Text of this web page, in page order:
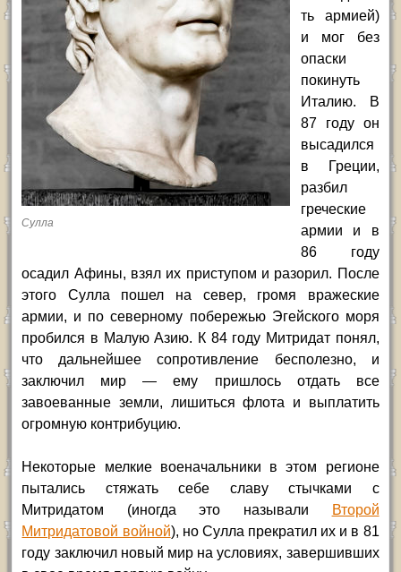
Сулла
ть армией)
и мог без
опаски
покинуть
Италию. В
87 году он
высадился
в Греции,
разбил
греческие
армии и в
86 году
осадил Афины, взял их приступом и разорил. После
этого Сулла пошел на север, громя вражеские
армии, и по северному побережью Эгейского моря
пробился в Малую Азию. К 84 году Митридат понял,
что дальнейшее сопротивление бесполезно, и
заключил мир — ему пришлось отдать все
завоеванные земли, лишиться флота и выплатить
огромную контрибуцию.
Некоторые мелкие военачальники в этом регионе
пытались стяжать себе славу стычками с
Митридатом (иногда это называли
Второй
Митридатовой войной), но Сулла прекратил их и в 81
году заключил новый мир на условиях, завершивших